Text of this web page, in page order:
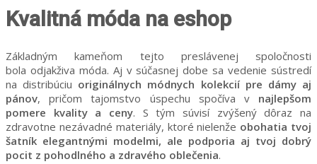
Kvalitná móda na eshop
Základným kameňom tejto preslávenej spoločnosti
bola odjakživa móda. Aj v súčasnej dobe sa vedenie sústredí
na distribúciu originálnych módnych kolekcií pre dámy aj
pánov, pričom tajomstvo úspechu spočíva v najlepšom
pomere kvality a ceny. S tým súvisí zvýšený dôraz na
zdravotne nezávadné materiály, ktoré nielenže obohatia tvoj
šatník elegantnými modelmi, ale podporia aj tvoj dobrý
pocit z pohodlného a zdravého oblečenia.